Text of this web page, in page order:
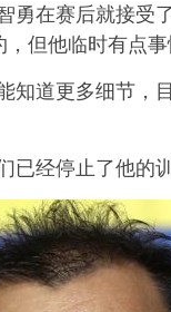
勇在赛后就接受
但他临时有点
知道更多细节
已经停止了他的